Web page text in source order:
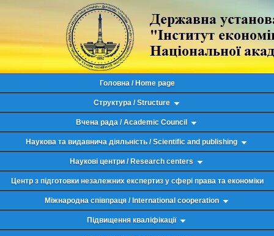
Головна / Home page
Структура / Structure
Вчена рада / Academic Council
Наукова та видавнича діяльність / Scientific and publishing
Наукові центри / Research centers
Центр з підготовки незалежних експертиз у сфері права та економіки
Міжнародна співпраця / International cooperation
Підвищення кваліфікації